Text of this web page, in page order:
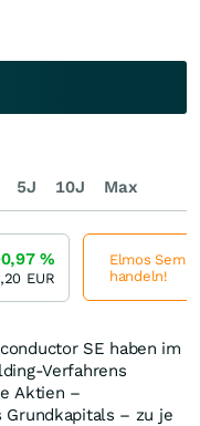
SE haben im
Verfahrens
Aktien –
Grundkapitals – zu je
5J 10J Max
%
EUR
Elmos
handeln!